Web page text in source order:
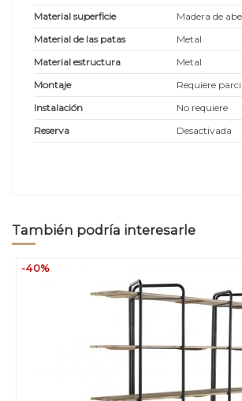
Material superficie
Madera de
Material de las patas
Metal
Material estructura
Metal
Montaje
Requiere
Instalación
No requiere
Reserva
Desactivada
También podría interesarle
-40%